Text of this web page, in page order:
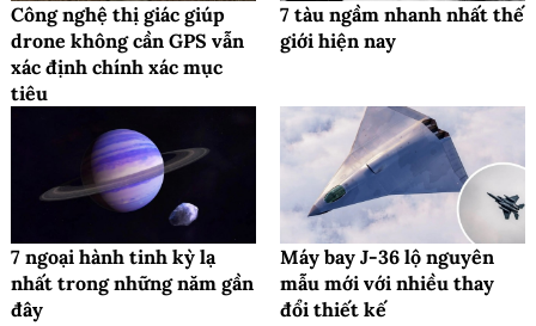
Công nghệ thị giác giúp
drone không cần GPS vẫn
xác định chính xác mục
tiêu
7 tàu ngầm nhanh nhất thế
giới hiện nay
7 ngoại hành tinh kỳ lạ
nhất trong những năm gần
đây
Máy bay J-36 lộ nguyên
mẫu mới với nhiều thay
đổi thiết kế